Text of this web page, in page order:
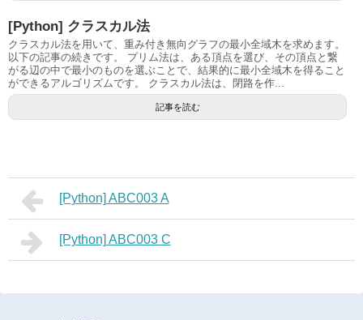
[Python] クラスカル法
クラスカル法を用いて、重み付き無向グラフの最小全域木を求めます。
以下の記事の続きです。 プリム法は、ある頂点を選び、その頂点と繋
がる辺の中で最小のものを選ぶことで、結果的に最小全域木を得ること
ができるアルゴリズムです。 クラスカル法は、閉路を作...
記事を読む
[Python] ABC003 A
[Python] ABC003 C